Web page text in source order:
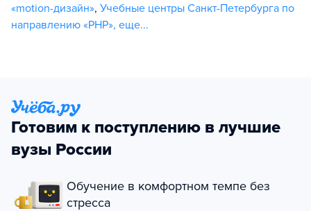
«motion-дизайн», Учебные центры Санкт-Петербурга по
направлению «PHP», еще...
Готовим к поступлению в лучшие
вузы России
Обучение в комфортном темпе без
стресса